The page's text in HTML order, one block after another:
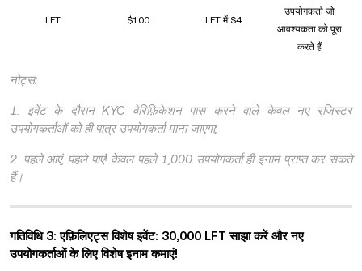
LFT $100 LFT में $4
उपयोगकर्ता जो
आवश्यकता को पूरा
करते हैं
नोट्स:
1. इवेंट के दौरान KYC वेरिफ़िकेशन पास करने वाले केवल नए रजिस्टर
उपयोगकर्ताओं को ही पात्र उपयोगकर्ता माना जाएगा;
2. पहले आएं, पहले पाएं! केवल पहले 1,000 उपयोगकर्ता ही इनाम प्राप्त कर सकते
हैं।
गतिविधि 3: एफ़िलिएट्स विशेष इवेंट: 30,000 LFT साझा करें और नए
उपयोगकर्ताओं के लिए विशेष इनाम कमाएं!